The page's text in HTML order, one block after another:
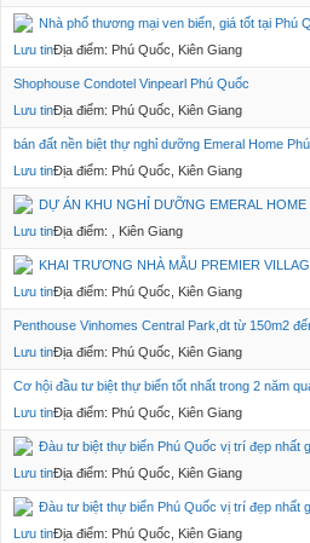
Nhà phố thương mại ven biển, giá tốt tại Phú
Lưu tinĐịa điểm: Phú Quốc, Kiên Giang
Shophouse Condotel Vinpearl Phú Quốc
Lưu tinĐịa điểm: Phú Quốc, Kiên Giang
bán đất nền biệt thự nghỉ dưỡng Emeral Home
Lưu tinĐịa điểm: Phú Quốc, Kiên Giang
DỰ ÁN KHU NGHỈ DƯỠNG EMERAL
Lưu tinĐịa điểm: , Kiên Giang
KHAI TRƯƠNG NHÀ MẪU PREMIER
Lưu tinĐịa điểm: Phú Quốc, Kiên Giang
Penthouse Vinhomes Central Park,dt từ 150m2
Lưu tinĐịa điểm: Phú Quốc, Kiên Giang
Cơ hội đầu tư biệt thự biển tốt nhất trong 2 năm
Lưu tinĐịa điểm: Phú Quốc, Kiên Giang
Đàu tư biệt thự biển Phú Quốc vị trí đẹp nhất
Lưu tinĐịa điểm: Phú Quốc, Kiên Giang
Đàu tư biệt thự biển Phú Quốc vị trí đẹp nhất
Lưu tinĐịa điểm: Phú Quốc, Kiên Giang